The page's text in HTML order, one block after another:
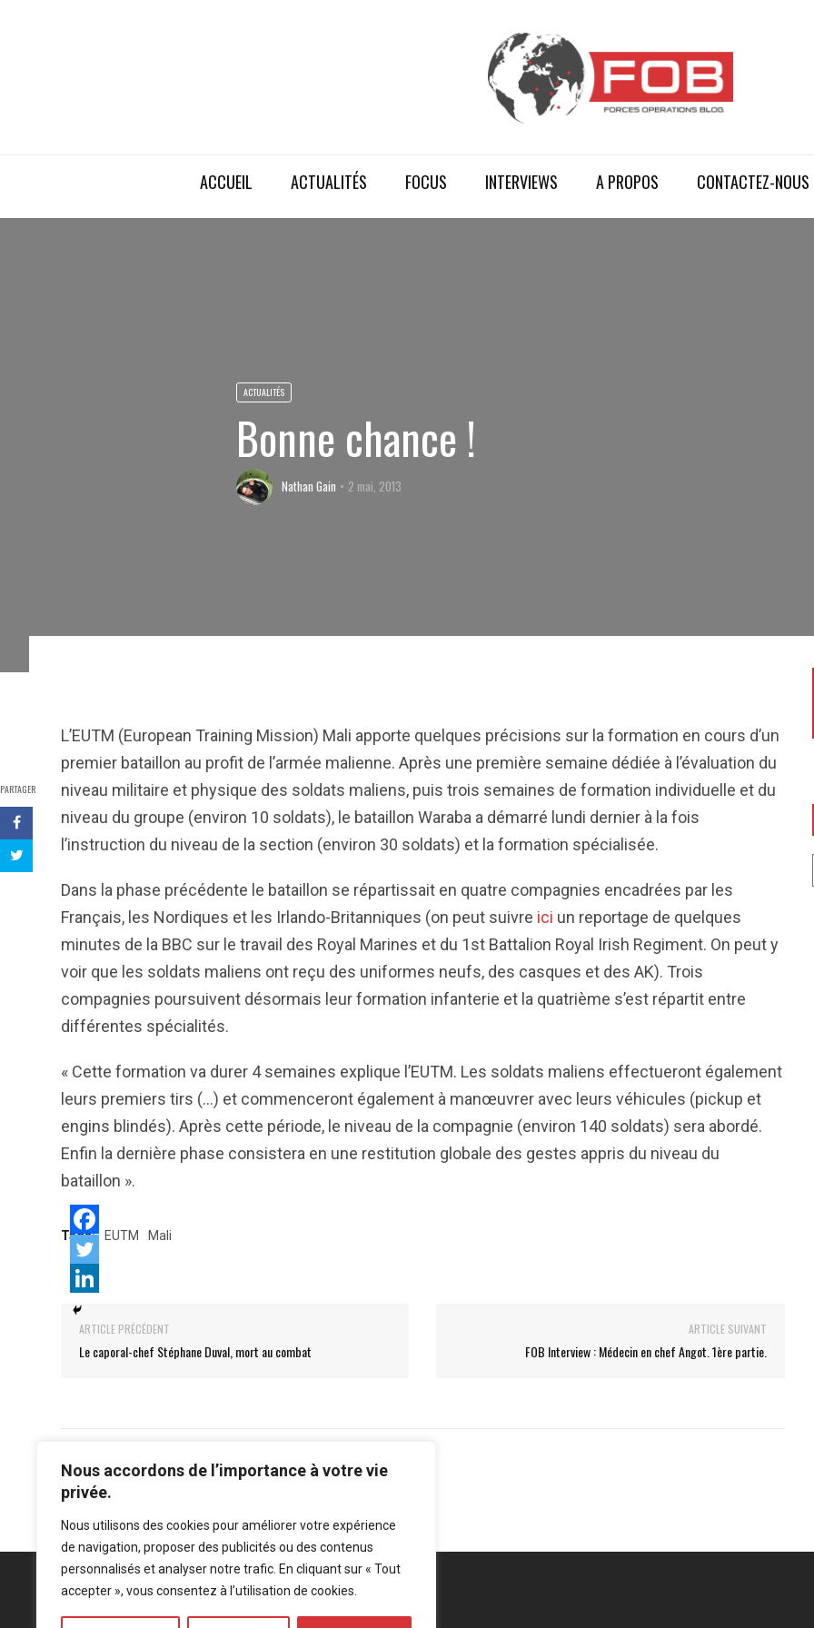
Nous accordons de l’importance à votre vie
privée.
Nous utilisons des cookies pour améliorer votre expérience
de navigation, proposer des publicités ou des contenus
personnalisés et analyser notre trafic. En cliquant sur « Tout
accepter », vous consentez à l’utilisation de cookies.
ACCUEIL ACTUALITÉS FOCUS INTERVIEWS A PROPOS CONTACTEZ-NOUS
ACTUALITÉS
Bonne chance !
Nathan Gain 2 mai, 2013
PARTAGER
L’EUTM (European Training Mission) Mali apporte quelques précisions sur la formation en cours d’un
premier bataillon au profit de l’armée malienne. Après une première semaine dédiée à l’évaluation du
niveau militaire et physique des soldats maliens, puis trois semaines de formation individuelle et du
niveau du groupe (environ 10 soldats), le bataillon Waraba a démarré lundi dernier à la fois
l’instruction du niveau de la section (environ 30 soldats) et la formation spécialisée.
Dans la phase précédente le bataillon se répartissait en quatre compagnies encadrées par les
Français, les Nordiques et les Irlando-Britanniques (on peut suivre ici un reportage de quelques
minutes de la BBC sur le travail des Royal Marines et du 1st Battalion Royal Irish Regiment. On peut y
voir que les soldats maliens ont reçu des uniformes neufs, des casques et des AK). Trois
compagnies poursuivent désormais leur formation infanterie et la quatrième s’est répartit entre
différentes spécialités.
« Cette formation va durer 4 semaines explique l’EUTM. Les soldats maliens effectueront également
leurs premiers tirs (…) et commenceront également à manœuvrer avec leurs véhicules (pickup et
engins blindés). Après cette période, le niveau de la compagnie (environ 140 soldats) sera abordé.
Enfin la dernière phase consistera en une restitution globale des gestes appris du niveau du
bataillon ».
Tags: EUTM Mali
ARTICLE PRÉCÉDENT
Le caporal-chef Stéphane Duval, mort au combat
ARTICLE SUIVANT
FOB Interview : Médecin en chef Angot. 1ère partie.